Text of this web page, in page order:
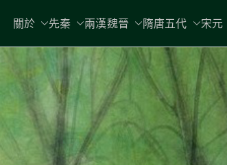
關於 先秦 兩漢魏晉 隋唐五代 宋元